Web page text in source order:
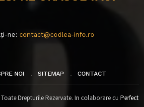
ne: contact@codlea-info.ro
NOI SITEMAP CONTACT
Drepturile Rezervate. In colaborare cu Perfect